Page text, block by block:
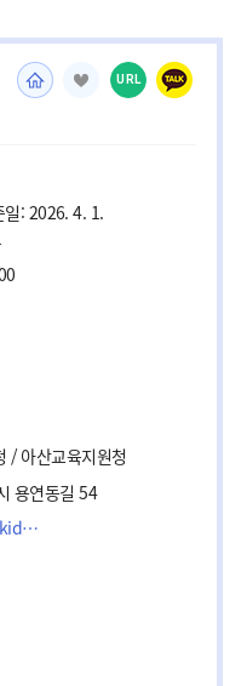
URL
일: 2026. 4. 1.
/ 아산교육지원청
용연동길 54
http://sejongkids.com/